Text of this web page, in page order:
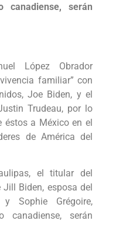
canadiense, serán
López Obrador
familiar” con
Joe Biden, y el
Trudeau, por lo
éstos a México en el
de América del
el titular del
Biden, esposa del
y Sophie Grégoire,
canadiense, serán